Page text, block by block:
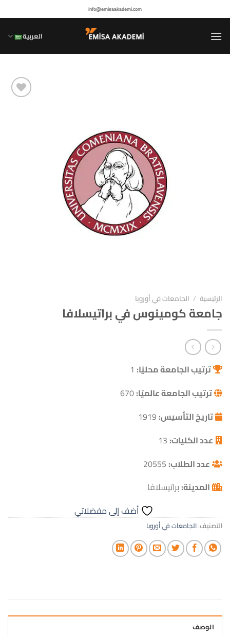
info@emisaakademi.com
العربية
الرئيسية / الجامعات في أوروبا
جامعة كومينوس في براتيسلافا
ترتيب الجامعة محليًا:1
ترتيب الجامعة عالميًا:670
تاريخ التأسيس:1919
عدد الكليات:13
عدد الطلاب:20555
المدينة:براتيسلافا
أضف إلى مفضلاتي
التصنيف:الجامعات في أوروبا
الوصف